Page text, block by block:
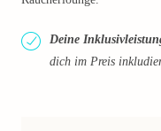
Deine
dich im Preis